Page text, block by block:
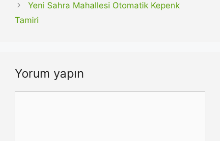
Yeni Sahra Mahallesi Otomatik Kepenk
Tamiri
Yorum yapın